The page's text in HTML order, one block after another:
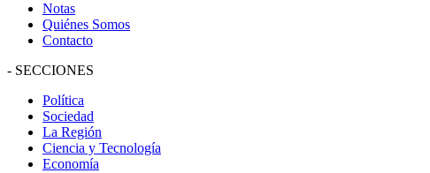
Notas
Quiénes Somos
Contacto
- SECCIONES
Política
Sociedad
La Región
Ciencia y Tecnología
Economía